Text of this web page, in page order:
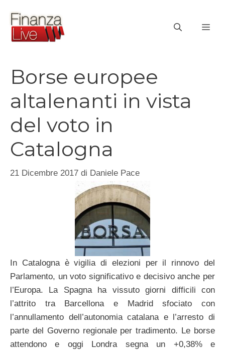
contenuto
Borse europee
altalenanti in vista
del voto in
Catalogna
21 Dicembre 2017 di Daniele Pace
In Catalogna è vigilia di elezioni per il rinnovo del
Parlamento, un voto significativo e decisivo anche per
l’Europa. La Spagna ha vissuto giorni difficili con
l’attrito tra Barcellona e Madrid sfociato con
l’annullamento dell’autonomia catalana e l’arresto di
parte del Governo regionale per tradimento. Le borse
attendono e oggi Londra segna un +0,38% e